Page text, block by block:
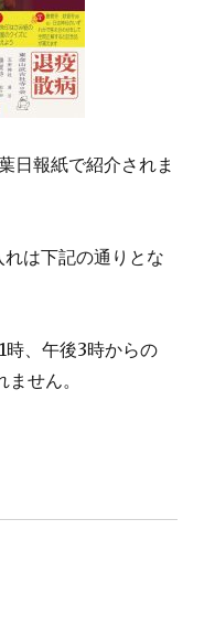
日報紙で紹介されま
は下記の通りとな
時、午後3時からの
せん。